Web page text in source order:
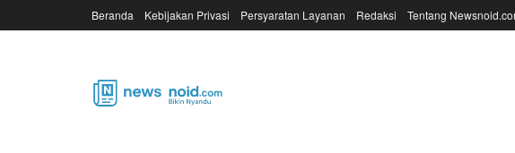
Beranda Kebijakan Privasi Persyaratan Layanan Redaksi Tentang